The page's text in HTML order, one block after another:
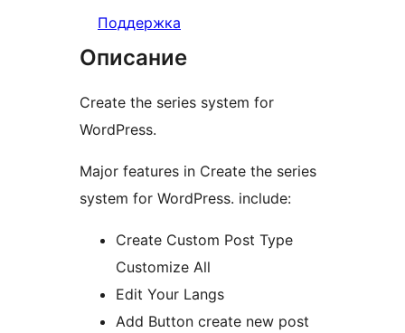
Поддержка
Описание
Create the series system for
WordPress.
Major features in Create the series
system for WordPress. include:
Create Custom Post Type
Customize All
Edit Your Langs
Add Button create new post